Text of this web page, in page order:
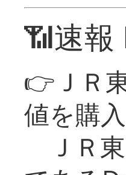
📶速
👉ＪＲ
値を購
ＪＲ